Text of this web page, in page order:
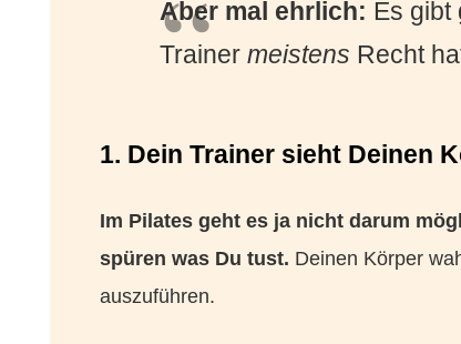
Aber mal ehrlich: Es gibt
Trainer meistens Recht
1. Dein Trainer sieht Deinen
Im Pilates geht es ja nicht darum
spüren was Du tust. Deinen Körper
auszuführen.